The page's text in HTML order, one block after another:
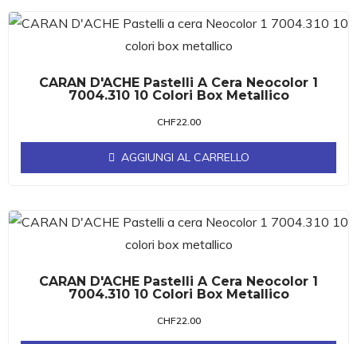
CARAN D'ACHE Pastelli A Cera Neocolor 1
7004.310 10 Colori Box Metallico
CHF22.00
AGGIUNGI AL CARRELLO
CARAN D'ACHE Pastelli A Cera Neocolor 1
7004.310 10 Colori Box Metallico
CHF22.00